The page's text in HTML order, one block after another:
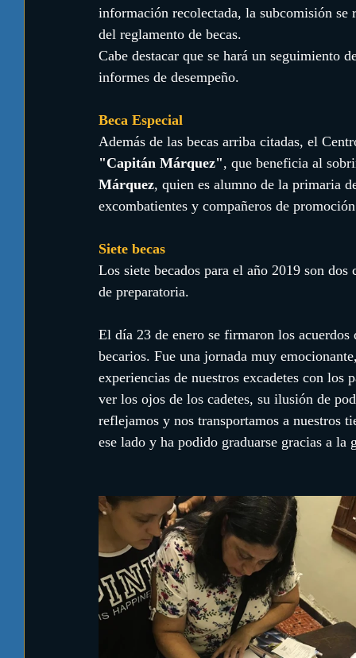
información recolectada, la subcomisión
del reglamento de becas.
Cabe destacar que se hará un seguimiento
informes de desempeño.
Beca Especial
Además de las becas arriba citadas, el
"Capitán Márquez", que beneficia al
Márquez, quien es alumno de la primaria
excombatientes y compañeros de
Siete becas
Los siete becados para el año 2019 son
de preparatoria.
El día 23 de enero se firmaron los
becarios. Fue una jornada muy
experiencias de nuestros excadetes con
ver los ojos de los cadetes, su ilusión de
reflejamos y nos transportamos a nuestros
ese lado y ha podido graduarse gracias a la